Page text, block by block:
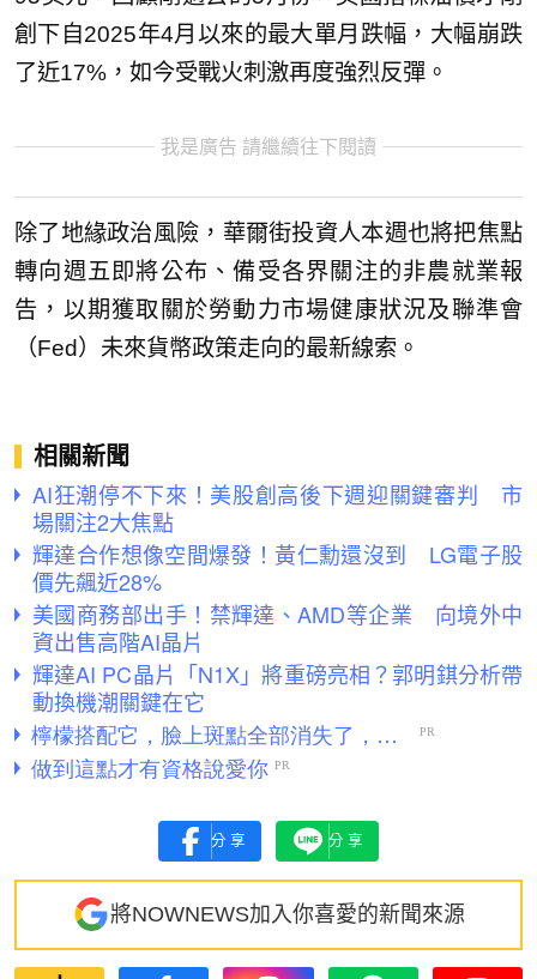
創下自2025年4月以來的最大單月跌幅，大幅崩跌
了近17%，如今受戰火刺激再度強烈反彈。
我是廣告 請繼續往下閱讀
除了地緣政治風險，華爾街投資人本週也將把焦點
轉向週五即將公布、備受各界關注的非農就業報
告，以期獲取關於勞動力市場健康狀況及聯準會
（Fed）未來貨幣政策走向的最新線索。
相關新聞
AI狂潮停不下來！美股創高後下週迎關鍵審判 市
場關注2大焦點
輝達合作想像空間爆發！黃仁勳還沒到 LG電子股
價先飆近28%
美國商務部出手！禁輝達、AMD等企業 向境外中
資出售高階AI晶片
輝達AI PC晶片「N1X」將重磅亮相？郭明錤分析帶
動換機潮關鍵在它
分享 分享
將NOWNEWS加入你喜愛的新聞來源